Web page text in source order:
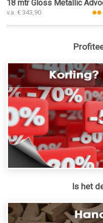
18 mtr Gloss Metallic
v.a. € 343,90
Is het